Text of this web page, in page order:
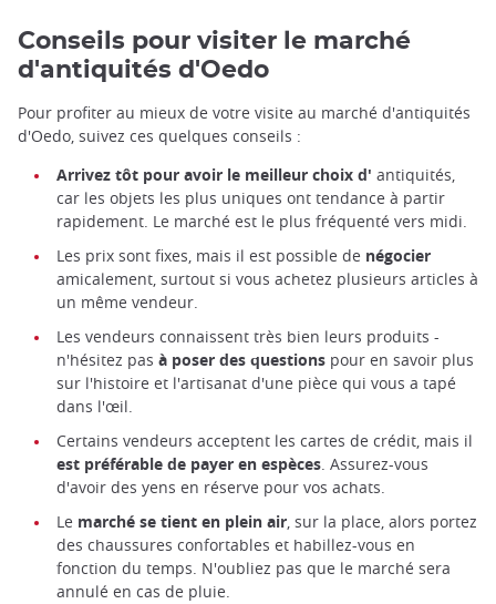
Conseils pour visiter le marché
d'antiquités d'Oedo
Pour profiter au mieux de votre visite au marché d'antiquités
d'Oedo, suivez ces quelques conseils :
Arrivez tôt pour avoir le meilleur choix d' antiquités,
car les objets les plus uniques ont tendance à partir
rapidement. Le marché est le plus fréquenté vers midi.
Les prix sont fixes, mais il est possible de négocier
amicalement, surtout si vous achetez plusieurs articles à
un même vendeur.
Les vendeurs connaissent très bien leurs produits -
n'hésitez pas à poser des questions pour en savoir plus
sur l'histoire et l'artisanat d'une pièce qui vous a tapé
dans l'œil.
Certains vendeurs acceptent les cartes de crédit, mais il
est préférable de payer en espèces. Assurez-vous
d'avoir des yens en réserve pour vos achats.
Le marché se tient en plein air, sur la place, alors portez
des chaussures confortables et habillez-vous en
fonction du temps. N'oubliez pas que le marché sera
annulé en cas de pluie.